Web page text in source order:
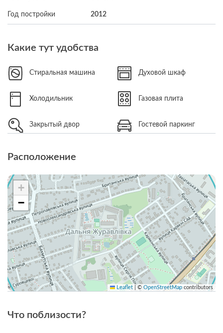
Год постройки 2012
Какие тут удобства
Стиральная машина Духовой шкаф
Холодильник Газовая плита
Закрытый двор Гостевой паркинг
Расположение
+
−
Leaflet © OpenStreetMap contributors
Что поблизости?